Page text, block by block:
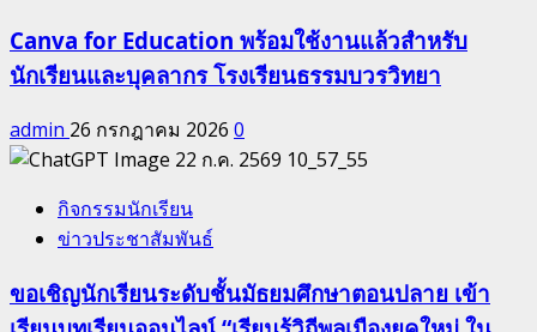
Canva for Education พร้อมใช้งานแล้วสำหรับ
นักเรียนและบุคลากร โรงเรียนธรรมบวรวิทยา
admin 26 กรกฎาคม 2026 0
กิจกรรมนักเรียน
ข่าวประชาสัมพันธ์
ขอเชิญนักเรียนระดับชั้นมัธยมศึกษาตอนปลาย เข้า